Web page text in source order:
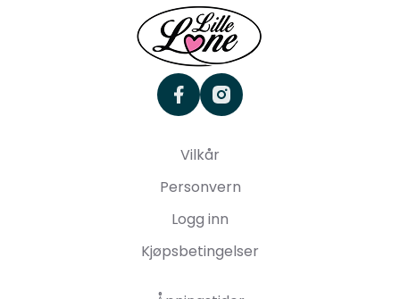
facebookinstagram
Vilkår
Personvern
Logg inn
Kjøpsbetingelser